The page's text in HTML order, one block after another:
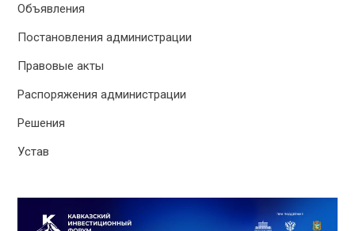
Объявления
Постановления администрации
Правовые акты
Распоряжения администрации
Решения
Устав